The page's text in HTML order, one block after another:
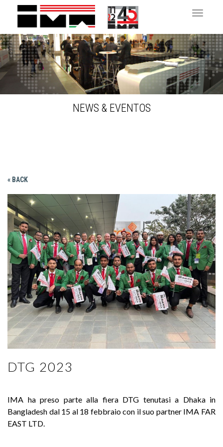
Toggle
NEWS & EVENTOS
« BACK
DTG 2023
IMA ha preso parte alla fiera DTG tenutasi a Dhaka in
Bangladesh dal 15 al 18 febbraio con il suo partner IMA FAR
EAST LTD.